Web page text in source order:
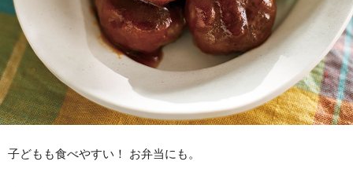
子どもも食べやすい！ お弁当にも。